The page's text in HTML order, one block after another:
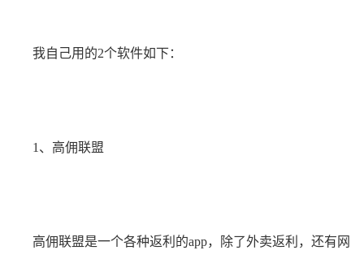
我自己用的2个软件如下：
1、高佣联盟
高佣联盟是一个各种返利的app，除了外卖返利，还有网